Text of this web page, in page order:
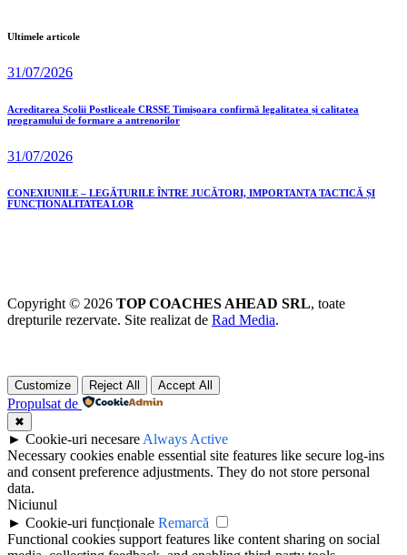
Ultimele articole
31/07/2026
Acreditarea Școlii Postliceale CRSSE Timișoara confirmă legalitatea și calitatea
programului de formare a antrenorilor
31/07/2026
CONEXIUNILE – LEGĂTURILE ÎNTRE JUCĂTORI, IMPORTANȚA TACTICĂ ȘI
FUNCȚIONALITATEA LOR
Copyright © 2026 TOP COACHES AHEAD SRL, toate
drepturile rezervate. Site realizat de Rad Media.
Customize Reject All Accept All
Propulsat de
✖
► Cookie-uri necesare Always Active
Necessary cookies enable essential site features like secure log-ins
and consent preference adjustments. They do not store personal
data.
Niciunul
► Cookie-uri funcționale Remarcă
Functional cookies support features like content sharing on social